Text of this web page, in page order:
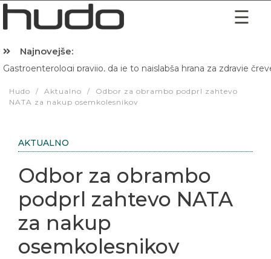
Najnovejše:
Gastroenterologi pravijo, da je to najslabša hrana za zdravje
Hudo / Aktualno /
Odbor za obrambo podprl zahtevo
NATA za nakup osemkolesnikov
AKTUALNO
Odbor za obrambo
podprl zahtevo NATA
za nakup
osemkolesnikov